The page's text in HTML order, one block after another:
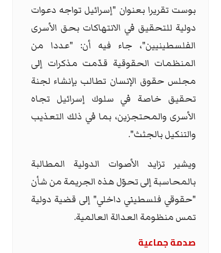
بوست تقريرا بعنوان "إسرائيل تواجه دعوات
دولية للتحقيق في الانتهاكات بحق الأسرى
الفلسطينيين"، جاء فيه أن: "عددا من
المنظمات الحقوقية قدّمت مذكرات إلى
مجلس حقوق الإنسان تطالب بإنشاء لجنة
تحقيق خاصة في سلوك إسرائيل تجاه
الأسرى والمحتجزين، بما في ذلك التعذيب
والتنكيل بالجثث".
ويشير تزايد الأصوات الدولية المطالبة
بالمحاسبة إلى تحوّل هذه الجريمة من شأن
"حقوقي فلسطيني داخلي" إلى قضية دولية
تمس منظومة العدالة العالمية.
صدمة جماعية